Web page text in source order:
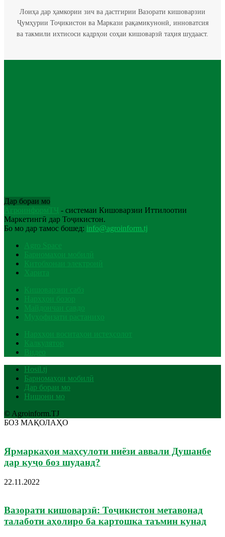
Лоиҳа дар ҳамкории зич ва дастгирии Вазорати кишоварзии
Ҷумҳурии Тоҷикистон ва Маркази рақамикунонӣ, инноватсия
ва такмили ихтисоси кадрҳои соҳаи кишоварзӣ таҳия шудааст.
Дар бораи мо
АгроинформТҶ - системаи Кишоварзии Иттилоотии
Маркетингӣ дар Тоҷикистон.
Бо мо дар тамос бошед: info@agroinform.tj
Agro Space
Барномаҳои мобилӣ
Китобхонаи электронӣ
Харита
Кишоварзии сабз
Нархҳои бозор
Майдончаи савдо
Муҳофизати растаниҳо
Нархҳои воситаҳои истеҳсолот
Калкулятор
Видео
Hosil.tj
Барномаҳои мобилӣ
Дар бораи мо
Нишони мо
© Agroinform.TJ
БОЗ МАҚОЛАҲО
Ярмаркаҳои маҳсулоти ниёзи аввали Душанбе
дар куҷо боз шуданд?
22.11.2022
Вазорати кишоварзӣ: Тоҷикистон метавонад
талаботи аҳолиро ба картошка таъмин кунад